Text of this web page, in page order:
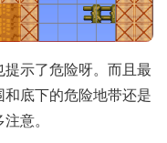
示了危险呀。而且最
底下的危险地带还是
意。